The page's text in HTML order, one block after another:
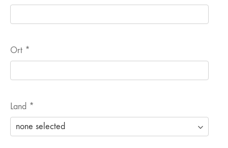
Ort *
Land *